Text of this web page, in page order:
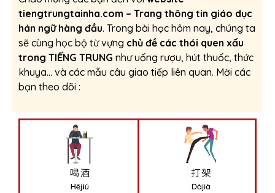
tiengtrungtainha.com – Trang thông tin giáo dục
hán ngữ hàng đầu. Trong bài học hôm nay, chúng ta
sẽ cùng học bộ từ vựng chủ đề các thói quen xấu
trong TIẾNG TRUNG như uống rượu, hút thuốc, thức
khuya… và các mẫu câu giao tiếp liên quan. Mời các
bạn theo dõi :